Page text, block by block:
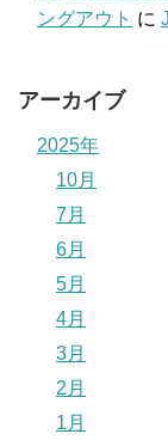
ングアウト に
アーカイブ
2025年
10月
7月
6月
5月
4月
3月
2月
1月